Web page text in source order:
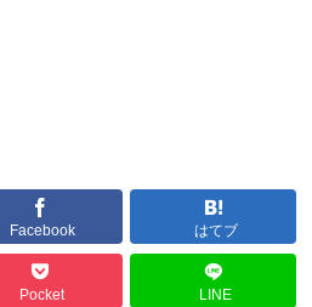
Facebook はてブ
Pocket LINE